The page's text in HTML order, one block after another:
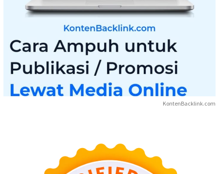
KontenBacklink.com